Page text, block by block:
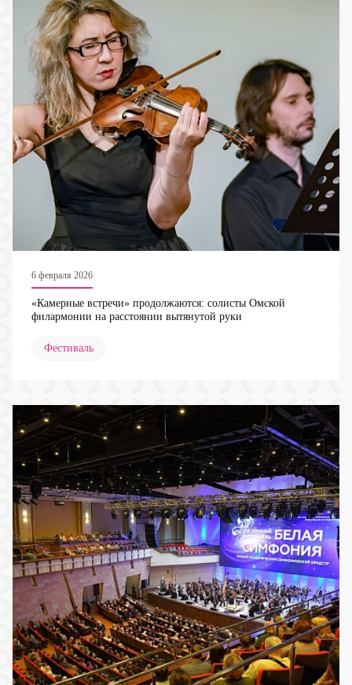
6 февраля 2026
«Камерные встречи» продолжаются: солисты Омской
филармонии на расстоянии вытянутой руки
Фестиваль